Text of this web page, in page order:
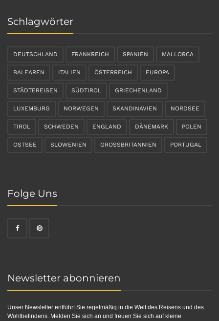
Schlagwörter
DEUTSCHLAND FRANKREICH SPANIEN MALLORCA
BALEAREN ITALIEN ÖSTERREICH EUROPA
STÄDTEREISEN SÜDTIROL GRIECHENLAND
LUXEMBURG NORWEGEN SKANDINAVIEN NORDSEE
TIROL SCHWEDEN ENGLAND DÄNEMARK POLEN
OSTSEE SLOWENIEN GROSSBRITANNIEN PORTUGAL
Folge Uns
Newsletter abonnieren
Unser Newsletter entführt Sie regelmäßig in die Welt des Reisens und des
Wohlbefindens. Melden Sie sich an und freuen Sie sich auf kleine